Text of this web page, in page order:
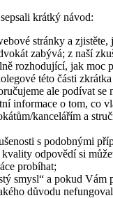
krátký návod:
stránky a zjistěte,
zabývá; z naší
rozhodující, jak moc
této části
ale podívat se
informace o tom, co
kancelářím a
s podobnými
odpovědí si
probíhat;
smysl“ a pokud Vám
důvodu